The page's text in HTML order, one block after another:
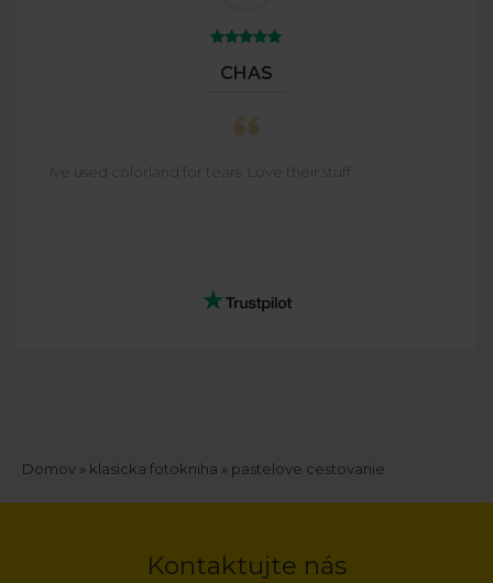
CHAS
Ive used colorland for tears. Love their stuff
Breadcrumb
Domov klasicka fotokniha pastelove cestovanie
Kontaktujte nás